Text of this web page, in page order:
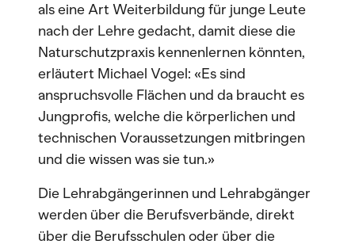
als eine Art Weiterbildung für junge Leute
nach der Lehre gedacht, damit diese die
Naturschutzpraxis kennenlernen könnten,
erläutert Michael Vogel: «Es sind
anspruchsvolle Flächen und da braucht es
Jungprofis, welche die körperlichen und
technischen Voraussetzungen mitbringen
und die wissen was sie tun.»
Die Lehrabgängerinnen und Lehrabgänger
werden über die Berufsverbände, direkt
über die Berufsschulen oder über die